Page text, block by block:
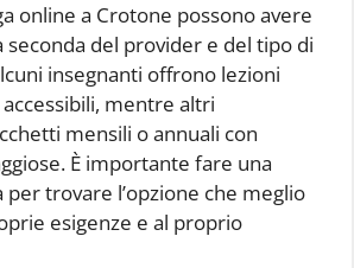
online a Crotone possono avere
seconda del provider e del tipo di
insegnanti offrono lezioni
mentre altri
mensili o annuali con
È importante fare una
per trovare l’opzione che meglio
esigenze e al proprio